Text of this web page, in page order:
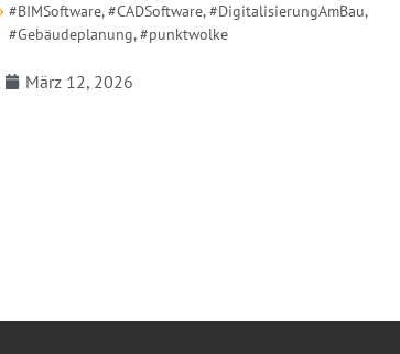
#BIMSoftware,#CADSoftware,#DigitalisierungAmBau,
#Gebäudeplanung,#punktwolke
März 12, 2026